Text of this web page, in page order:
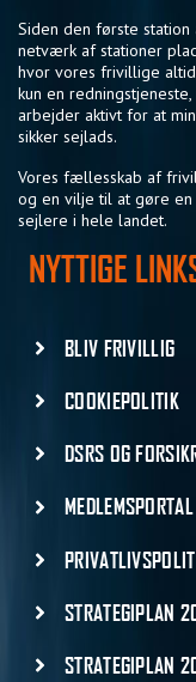
Siden den første
netværk af stationer
hvor vores frivillige
kun en
arbejder aktivt for at
sikker sejlads.
Vores fællesskab af
og en vilje til at gøre
sejlere i hele landet.
NYTTIGE
BLIV FRIVILLIG
COOKIEPOLITIK
DSRS OG
MEDLEMSPORTAL
STRATEGIPLAN
STRATEGIPLAN